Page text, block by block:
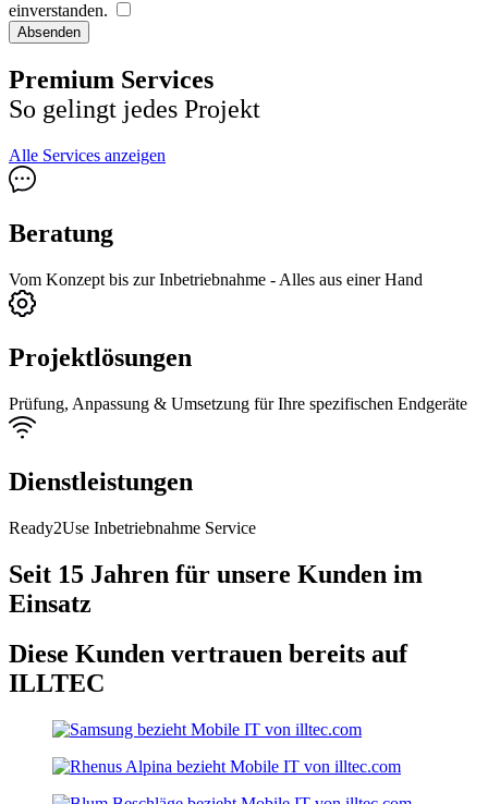
einverstanden.
Absenden
Premium Services
So gelingt jedes Projekt
Alle Services anzeigen
Beratung
Vom Konzept bis zur Inbetriebnahme - Alles aus einer Hand
Projektlösungen
Prüfung, Anpassung & Umsetzung für Ihre spezifischen Endgeräte
Dienstleistungen
Ready2Use Inbetriebnahme Service
Seit 15 Jahren für unsere Kunden im
Einsatz
Diese Kunden vertrauen bereits auf
ILLTEC